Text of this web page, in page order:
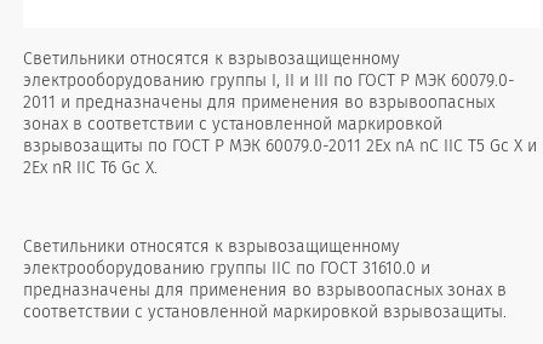
Светильники относятся к взрывозащищенному
электрооборудованию группы I, II и III по ГОСТ Р МЭК 60079.0-
2011 и предназначены для применения во взрывоопасных
зонах в соответствии с установленной маркировкой
взрывозащиты по ГОСТ Р МЭК 60079.0-2011 2Ех nA nC IIC T5 Gc X и
2Ex nR IIC T6 Gc X.
Светильники относятся к взрывозащищенному
электрооборудованию группы IIС по ГОСТ 31610.0 и
предназначены для применения во взрывоопасных зонах в
соответствии с установленной маркировкой взрывозащиты.